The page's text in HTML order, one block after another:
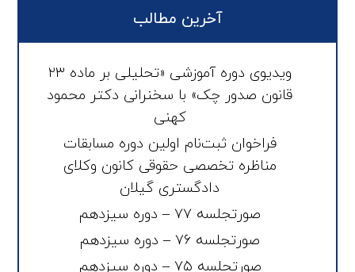
آخرین مطالب
ویدیوی دوره آموزشی «تحلیلی بر ماده ۲۳
قانون صدور چک» با سخنرانی دکتر محمود
کهنی
فراخوان ثبت‌نام اولین دوره مسابقات
مناظره تخصصی حقوقی کانون وکلای
دادگستری گیلان
صورتجلسه ۷۷ – دوره سیزدهم
صورتجلسه ۷۶ – دوره سیزدهم
صورتجلسه ۷۵ – دوره سیزدهم